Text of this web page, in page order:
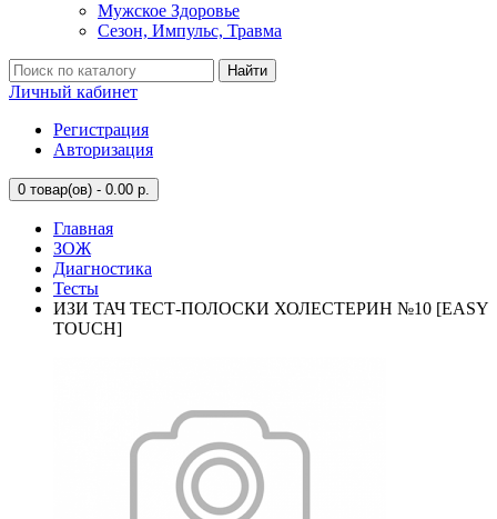
Мужское Здоровье
Сезон, Импульс, Травма
Найти
Личный кабинет
Регистрация
Авторизация
0 товар(ов) - 0.00 р.
Главная
ЗОЖ
Диагностика
Тесты
ИЗИ ТАЧ ТЕСТ-ПОЛОСКИ ХОЛЕСТЕРИН №10 [EASY
TOUCH]